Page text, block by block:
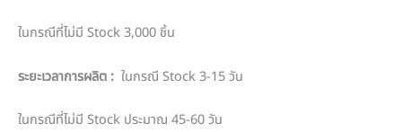
ในกรณีที่ไม่มี Stock 3,000 ชิ้น
ระยะเวลาการผลิต : ในกรณี Stock 3-15 วัน
ในกรณีที่ไม่มี Stock ประมาณ 45-60 วัน